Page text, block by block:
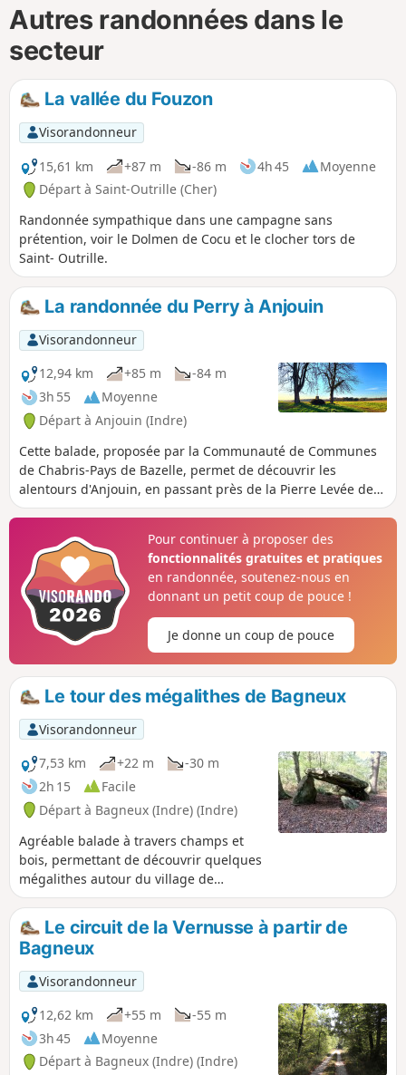
Autres randonnées dans le
secteur
La vallée du Fouzon
Visorandonneur
15,61 km
+87 m -86 m 4h 45
Moyenne
Départ à Saint-Outrille (Cher)
Randonnée sympathique dans une campagne sans
prétention, voir le Dolmen de Cocu et le clocher tors de
Saint- Outrille.
La randonnée du Perry à Anjouin
Visorandonneur
12,94 km
+85 m
-84 m
3h 55
Moyenne
Départ à Anjouin (Indre)
Cette balade, proposée par la Communauté de Communes
de Chabris-Pays de Bazelle, permet de découvrir les
alentours d'Anjouin, en passant près de la Pierre Levée de
Bellevue, puis sur le Perry, près du Château de la Roche
paysages sont typiques du Boischaut Nord de l'Indre.
Pour continuer à proposer des
fonctionnalités gratuites et pratiques
en randonnée, soutenez-nous en
donnant un petit coup de pouce !
Je donne un coup de pouce
Le tour des mégalithes de Bagneux
Visorandonneur
7,53 km
+22 m
-30 m
2h 15
Facile
Départ à Bagneux (Indre) (Indre)
Agréable balade à travers champs et
bois, permettant de découvrir quelques
mégalithes autour du village de
Bagneux dans le Boischaut Nord de
l'Indre, notamment la Pierre Couverte
de Bué, dolmen néolithique classé
monument historique.
Le circuit de la Vernusse à partir de
Bagneux
Visorandonneur
12,62 km
+55 m
-55 m
3h 45
Moyenne
Départ à Bagneux (Indre) (Indre)